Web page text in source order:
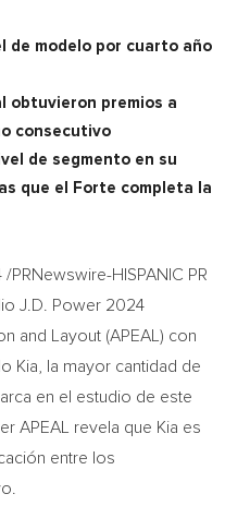
de modelo por cuarto año
obtuvieron premios a
consecutivo
de segmento en su
que el Forte completa la
/PRNewswire-HISPANIC PR
J.D. Power 2024
and Layout (APEAL) con
Kia, la mayor cantidad de
en el estudio de este
APEAL revela que Kia es
entre los